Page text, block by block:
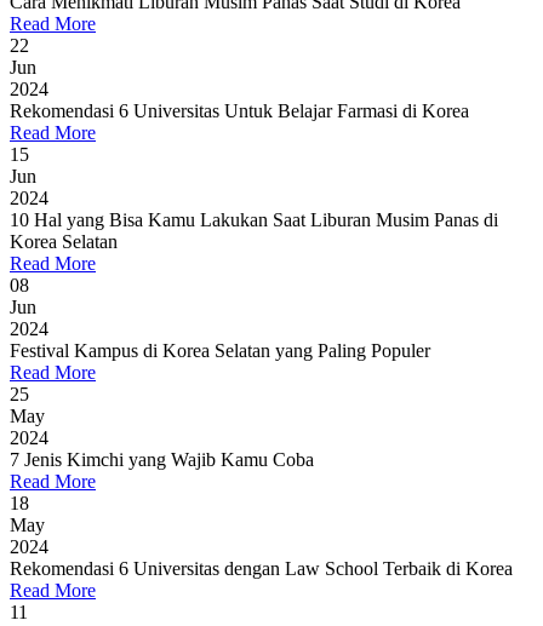
Read More
22
Jun
2024
Rekomendasi 6 Universitas Untuk Belajar Farmasi di Korea
Read More
15
Jun
2024
10 Hal yang Bisa Kamu Lakukan Saat Liburan Musim Panas di
Korea Selatan
Read More
08
Jun
2024
Festival Kampus di Korea Selatan yang Paling Populer
Read More
25
May
2024
7 Jenis Kimchi yang Wajib Kamu Coba
Read More
18
May
2024
Rekomendasi 6 Universitas dengan Law School Terbaik di Korea
Read More
11